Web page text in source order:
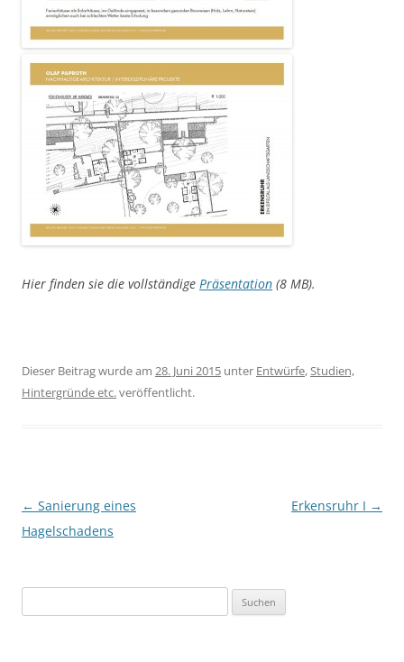
Hier finden sie die vollständige Präsentation (8 MB).
Dieser Beitrag wurde am 28. Juni 2015 unter Entwürfe,Studien,
Hintergründe etc.veröffentlicht.
Beitragsnavigation
← Sanierung eines
Hagelschadens
Erkensruhr I →
nach: